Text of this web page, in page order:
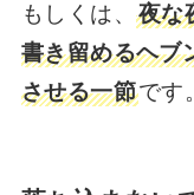
もしくは、 夜な
書き留めるヘブ
させる一節です。